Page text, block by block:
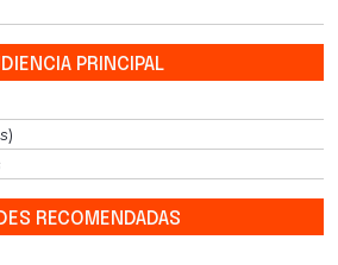
PRINCIPAL
RECOMENDADAS